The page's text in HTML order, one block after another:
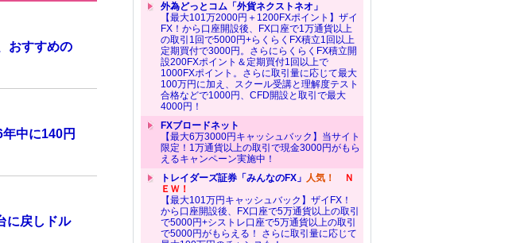
おすすめの
中に140円
に戻しドル
外為どっとコム「外貨ネクストネオ」
【最大101万2000円＋1200FXポイント】ザイ
FX！から口座開設後、FX口座で1万通貨以上
の取引1回で5000円+らくらくFX積立1回以上
定期買付で3000円。さらにらくらくFX積立開
設200FXポイント＆定期買付1回以上で
1000FXポイント。さらに取引量に応じて最大
100万円に加え、スクール受講と理解度テスト
合格などで1000円、CFD開設と取引で最大
4000円！
FXブロードネット
【最大6万3000円キャッシュバック】当サイト
限定！1万通貨以上の取引で現金3000円がもら
えるキャンペーン実施中！
トレイダーズ証券「みんなのFX」 人気！
Ｎ
ＥＷ！
【最大101万円キャッシュバック】ザイFX！
から口座開設後、FX口座で5万通貨以上の取引
で5000円+シストレ口座で5万通貨以上の取引
で5000円がもらえる！ さらに取引量に応じて